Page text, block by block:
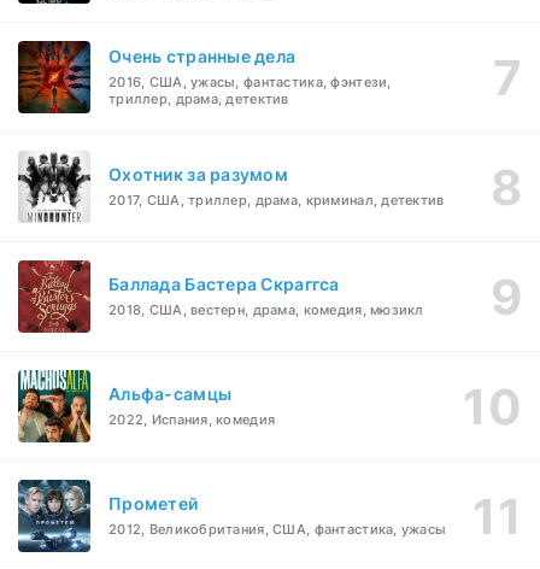
Очень странные дела
2016, США, ужасы, фантастика, фэнтези,
триллер, драма, детектив
Охотник за разумом
2017, США, триллер, драма, криминал, детектив
Баллада Бастера Скраггса
2018, США, вестерн, драма, комедия, мюзикл
Альфа-самцы
2022, Испания, комедия
Прометей
2012, Великобритания, США, фантастика, ужасы